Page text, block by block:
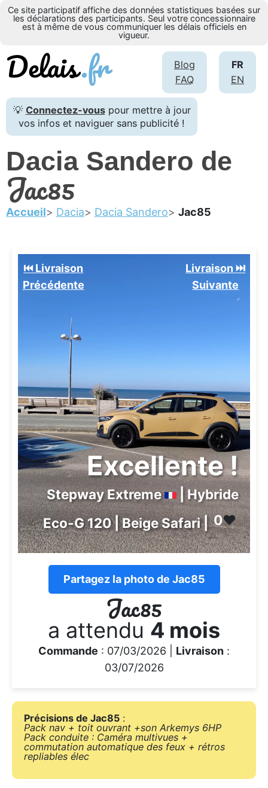
Ce site participatif affiche des données statistiques basées sur
les déclarations des participants. Seul votre concessionnaire
est à même de vous communiquer les délais officiels en
vigueur.
FR
EN
Blog
FAQ
💡 Connectez-vouspour mettre à jour
vos infos et naviguer sans publicité !
Dacia Sandero de
Jac85
Accueil Dacia Dacia Sandero Jac85
⏮️ Livraison
Précédente
Livraison ⏭️
Suivante️
Excellente !
Stepway Extreme
| Hybride
Eco-G 120 | Beige Safari |0❤️
Partagez la photo de Jac85
Jac85
a attendu 4 mois
Commande : 07/03/2026 | Livraison :
03/07/2026
Précisions de Jac85 :
Pack nav + toit ouvrant +son Arkemys 6HP
Pack conduite : Caméra multivues +
commutation automatique des feux + rétros
repliables élec